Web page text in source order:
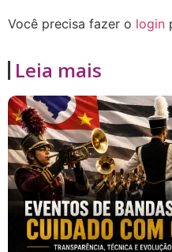
Você precisa fazer o login
Leia mais